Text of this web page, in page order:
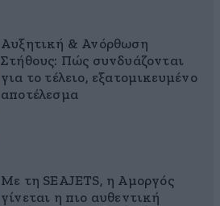
Αυξητική & Ανόρθωση
Στήθους: Πώς συνδυάζονται
για το τέλειο, εξατομικευμένο
αποτέλεσμα
Με τη SEAJETS, η Αμοργός
γίνεται η πιο αυθεντική